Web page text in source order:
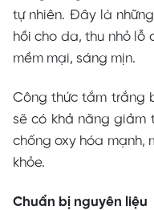
tự nhiên. Đây là
hồi cho da, thu nhỏ lỗ
mềm mại, sáng mịn.
Công thức tắm trắng
sẽ có khả năng giảm
chống oxy hóa mạnh,
khỏe.
Chuẩn bị nguyên liệu